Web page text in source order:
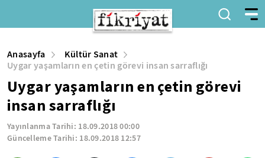
Anasayfa
Kültür Sanat
Uygar yaşamların en çetin görevi insan sarraflığı
Uygar yaşamların en çetin görevi
insan sarraflığı
Yayınlanma Tarihi: 18.09.2018 00:00
Güncelleme Tarihi: 18.09.2018 12:57